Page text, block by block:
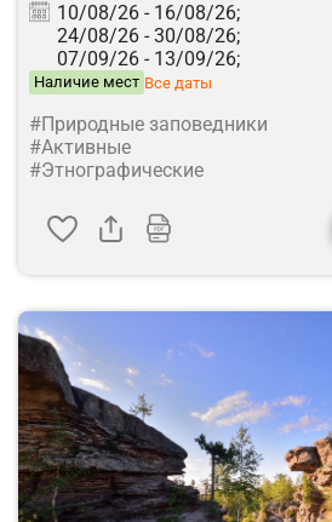
10/08/26 - 16/08/26;
24/08/26 - 30/08/26;
07/09/26 - 13/09/26;
Наличие мест Все даты
#Природные заповедники
#Активные
#Этнографические